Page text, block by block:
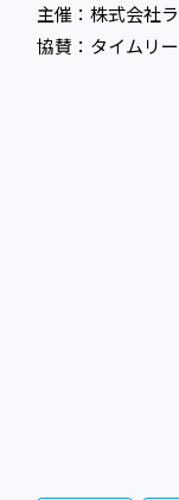
主催：株式会社
協賛：タイムリ